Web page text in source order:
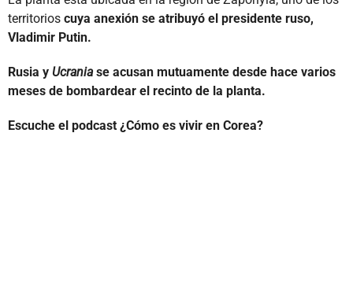
territorios cuya anexión se atribuyó el presidente ruso,
Vladimir Putin.
Rusia y Ucraniase acusan mutuamente desde hace varios
meses de bombardear el recinto de la planta.
Escuche el podcast ¿Cómo es vivir en Corea?